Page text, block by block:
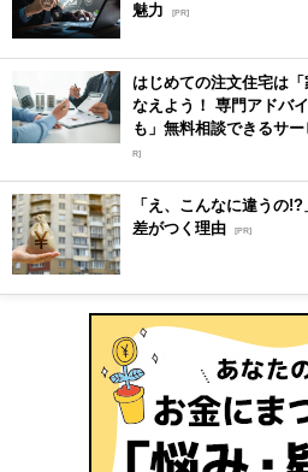
魅力
[PR]
はじめての注文住宅は
なえよう！ 専門アドバ
も」無料相談できるサ
R]
「え、こんなに違うの
差がつく理由 [PR]